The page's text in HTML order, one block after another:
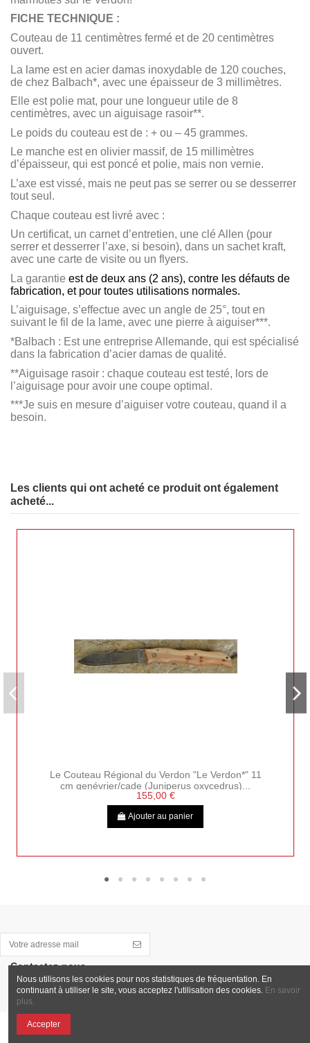
FICHE TECHNIQUE :
Couteau de 11 centimètres fermé et de 20 centimètres
ouvert.
La lame est en acier damas inoxydable de 120 couches,
de chez Balbach*, avec une épaisseur de 3 millimètres.
Elle est polie mat, pour une longueur utile de 8
centimètres, avec un aiguisage rasoir**.
Le poids du couteau est de : + ou – 45 grammes.
Le manche est en olivier massif, de 15 millimètres
d’épaisseur, qui est poncé et polie, mais non vernie.
L’axe est vissé, mais ne peut pas se serrer ou se desserrer
tout seul.
Chaque couteau est livré avec :
Un certificat, un carnet d’entretien, une clé Allen (pour
serrer et desserrer l’axe, si besoin), dans un sachet kraft,
avec une carte de visite ou un flyers.
La garantie est de deux ans (2 ans), contre les défauts de
fabrication, et pour toutes utilisations normales.
L’aiguisage, s’effectue avec un angle de 25°, tout en
suivant le fil de la lame, avec une pierre à aiguiser***.
*Balbach : Est une entreprise Allemande, qui est spécialisé
dans la fabrication d’acier damas de qualité.
**Aiguisage rasoir : chaque couteau est testé, lors de
l’aiguisage pour avoir une coupe optimal.
***Je suis en mesure d’aiguiser votre couteau, quand il a
besoin.
Les clients qui ont acheté ce produit ont également
acheté...
Le Couteau Régional du Verdon "Le Verdon*" 11
cm genévrier/cade (Juniperus oxycedrus)...
155,00 €
Ajouter au panier
Contactez-nous
Tous droits réservés - Mentions Légales - Conditions générales de vente
Nous utilisons les cookies pour nos statistiques de fréquentation. En
continuant à utiliser le site, vous acceptez l'utilisation des cookies. En savoir
plus.
Accepter